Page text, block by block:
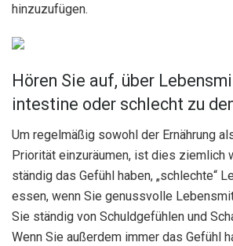
hinzuzufügen.
Hören Sie auf, über
intestine oder schlecht zu
Um regelmäßig sowohl der Ernährung
Priorität einzuräumen, ist dies ziemlich
ständig das Gefühl haben, „schlechte“
essen, wenn Sie genussvolle
Sie ständig von Schuldgefühlen und
Wenn Sie außerdem immer das Gefühl